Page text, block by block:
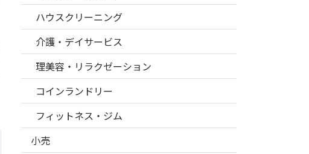
ハウスクリーニング
介護・デイサービス
理美容・リラクゼーション
コインランドリー
フィットネス・ジム
小売